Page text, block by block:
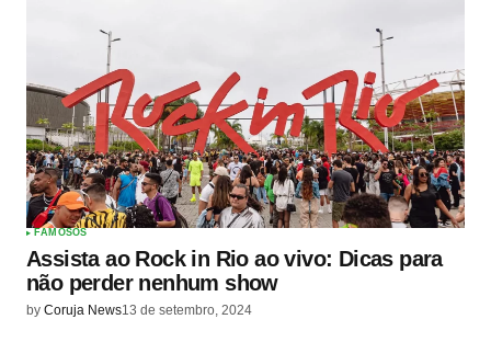
FAMOSOS
Assista ao Rock in Rio ao vivo: Dicas para
não perder nenhum show
by Coruja News13 de setembro, 2024